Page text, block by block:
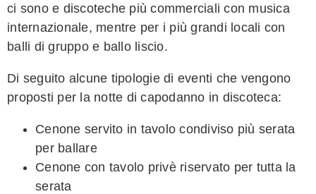
ci sono e discoteche più commerciali con musica
internazionale, mentre per i più grandi locali con
balli di gruppo e ballo liscio.
Di seguito alcune tipologie di eventi che vengono
proposti per la notte di capodanno in discoteca:
Cenone servito in tavolo condiviso più serata
per ballare
Cenone con tavolo privè riservato per tutta la
serata